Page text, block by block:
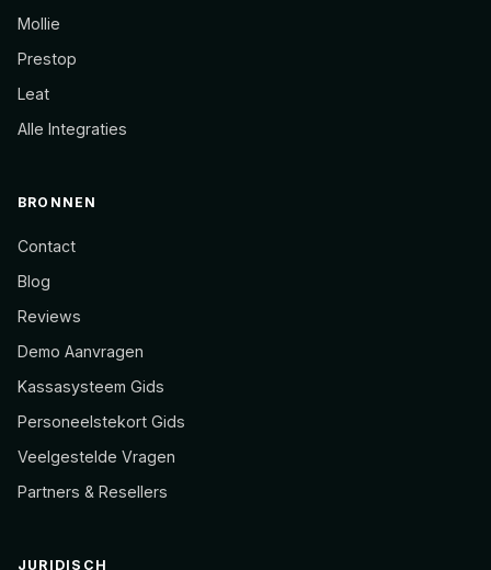
Mollie
Prestop
Leat
Alle Integraties
BRONNEN
Contact
Blog
Reviews
Demo Aanvragen
Kassasysteem Gids
Personeelstekort Gids
Veelgestelde Vragen
Partners & Resellers
JURIDISCH